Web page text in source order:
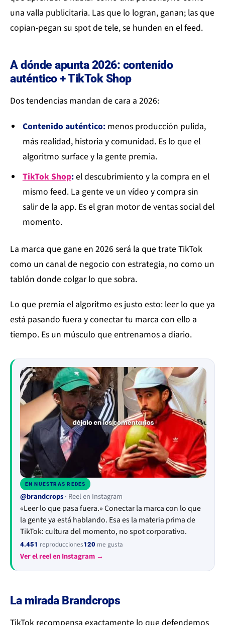
una valla publicitaria. Las que lo logran, ganan; las que
copian-pegan su spot de tele, se hunden en el feed.
A dónde apunta 2026: contenido
auténtico + TikTok Shop
Dos tendencias mandan de cara a 2026:
Contenido auténtico:menos producción pulida,
más realidad, historia y comunidad. Es lo que el
algoritmo surface y la gente premia.
TikTok Shop:el descubrimiento y la compra en el
mismo feed. La gente ve un vídeo y compra sin
salir de la app. Es el gran motor de ventas social del
momento.
La marca que gane en 2026 será la que trate TikTok
como un canal de negocio con estrategia, no como un
tablón donde colgar lo que sobra.
Lo que premia el algoritmo es justo esto: leer lo que ya
está pasando fuera y conectar tu marca con ello a
tiempo. Es un músculo que entrenamos a diario.
▶
EN NUESTRAS REDES
@brandcrops· Reel en Instagram
«Leer lo que pasa fuera.» Conectar la marca con lo que
la gente ya está hablando. Esa es la materia prima de
TikTok: cultura del momento, no spot corporativo.
4.451 reproducciones120 me gusta
Ver el reel en Instagram →
La mirada Brandcrops
TikTok recompensa exactamente lo que defendemos